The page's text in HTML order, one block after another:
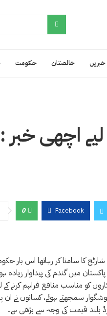
حکومت خالصتان خبریں
اچھی
0 Facebook
کا سامنا کر رہاتھا اس بار
میں گندم کی پیداوار
بلند قیمت کی وجہ سے بڑھی ہے۔